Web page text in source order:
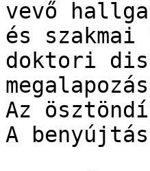
vevő
és
doktori
Az
A